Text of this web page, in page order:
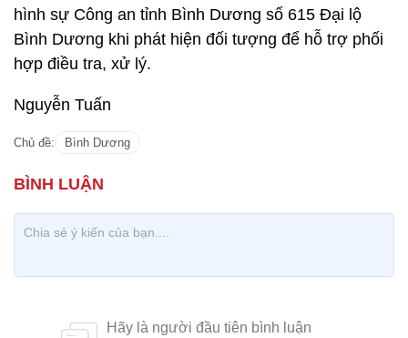
hình sự Công an tỉnh Bình Dương số 615 Đại lộ
Bình Dương khi phát hiện đối tượng để hỗ trợ phối
hợp điều tra, xử lý.
Nguyễn Tuấn
Chủ đề: Bình Dương